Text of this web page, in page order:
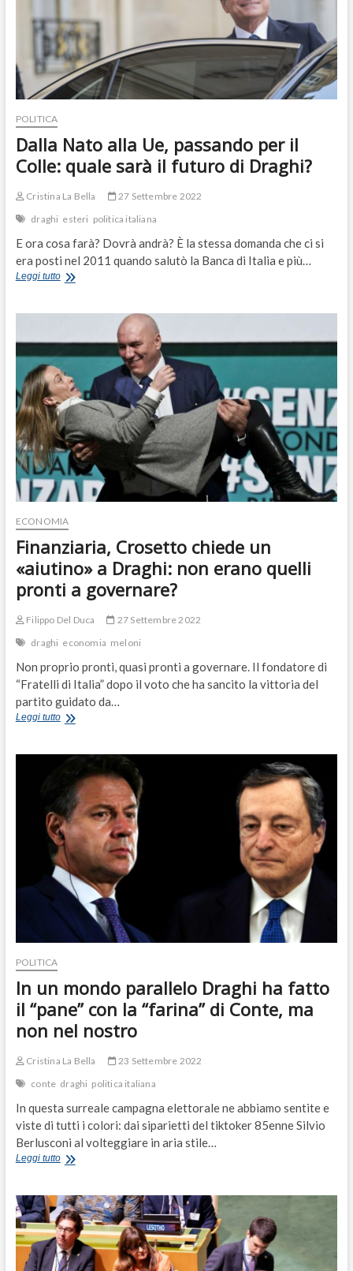
smontato”
POLITICA
Dalla Nato alla Ue, passando per il
Colle: quale sarà il futuro di Draghi?
Cristina La Bella
27 Settembre 2022
draghi esteri politica italiana
E ora cosa farà? Dovrà andrà? È la stessa domanda che ci si
era posti nel 2011 quando salutò la Banca di Italia e più…
Leggi tuttoDalla
per
il
Colle:
quale
sarà
il
futuro
di
Draghi?
ECONOMIA
Finanziaria, Crosetto chiede un
«aiutino» a Draghi: non erano quelli
pronti a governare?
Filippo Del Duca
27 Settembre 2022
draghi economia meloni
Non proprio pronti, quasi pronti a governare. Il fondatore di
“Fratelli di Italia” dopo il voto che ha sancito la vittoria del
partito guidato da…
Leggi tuttoFinanziaria,
un
«aiutino»
Draghi:
non
erano
quelli
pronti
a
governare?
POLITICA
In un mondo parallelo Draghi ha fatto
il “pane” con la “farina” di Conte, ma
non nel nostro
Cristina La Bella
23 Settembre 2022
conte draghi politica italiana
In questa surreale campagna elettorale ne abbiamo sentite e
viste di tutti i colori: dai siparietti del tiktoker 85enne Silvio
Berlusconi al volteggiare in aria stile…
Leggi tuttoIn
parallelo
Draghi
ha
fatto
il